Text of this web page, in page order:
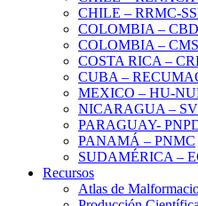
CHILE – RRMC-
COLOMBIA –
COLOMBIA –
COSTA RICA –
CUBA –
MEXICO – HU-
NICARAGUA –
PARAGUAY-
PANAMÁ – PNMC
SUDAMÉRICA –
Recursos
Atlas de